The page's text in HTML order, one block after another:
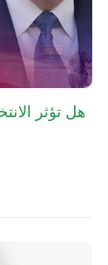
هل تؤثر